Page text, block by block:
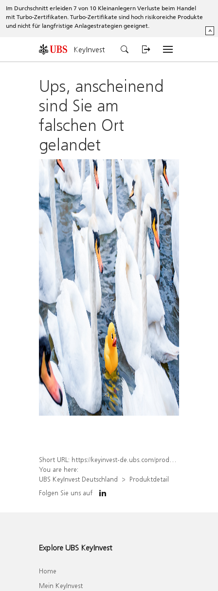
Im Durchschnitt erleiden 7 von 10 Kleinanlegern Verluste beim Handel
mit Turbo-Zertifikaten. Turbo-Zertifikate sind hoch risikoreiche Produkte
und nicht für langfristige Anlagestrategien geeignet.
^
KeyInvest
Ups, anscheinend
sind Sie am
falschen Ort
gelandet
Short URL: https://keyinvest-de.ubs.com/produkt/detail/index/isin/DE000UQ9JZ26
You are here:
UBS KeyInvest Deutschland
Produktdetail
Folgen Sie uns auf
Explore UBS KeyInvest
Home
Mein KeyInvest